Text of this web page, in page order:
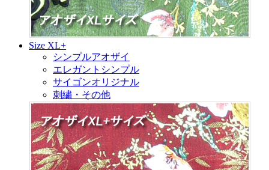
Size XL+
シンプルアオザイ
エレガントシンプル
サイゴンオリジナル
刺繍・その他